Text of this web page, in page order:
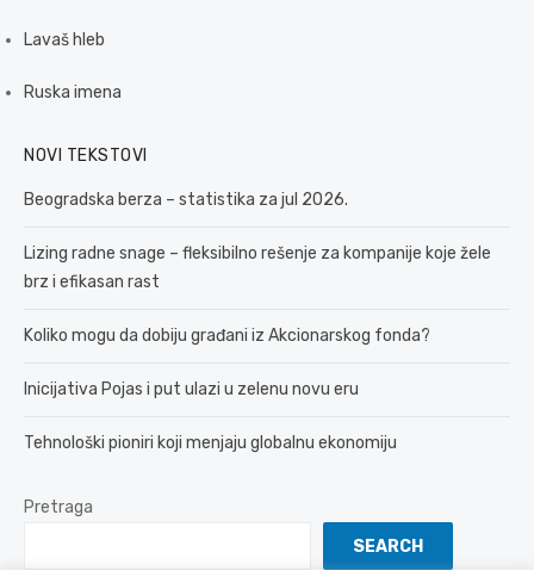
Lavaš hleb
Ruska imena
NOVI TEKSTOVI
Beogradska berza – statistika za jul 2026.
Lizing radne snage – fleksibilno rešenje za kompanije koje žele
brz i efikasan rast
Koliko mogu da dobiju građani iz Akcionarskog fonda?
Inicijativa Pojas i put ulazi u zelenu novu eru
Tehnološki pioniri koji menjaju globalnu ekonomiju
Pretraga
SEARCH